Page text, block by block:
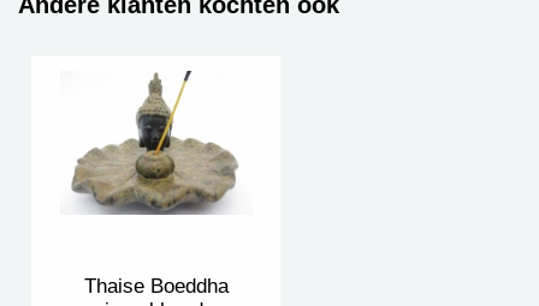
Thaise Boeddha